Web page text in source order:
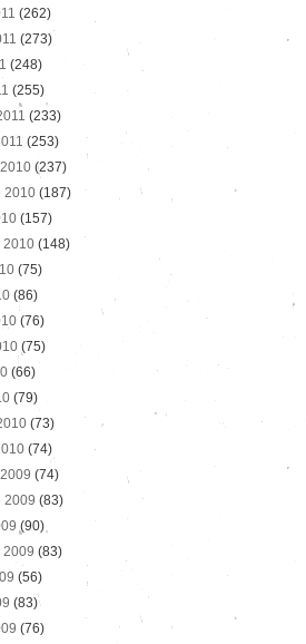
(262)
(273)
(248)
(255)
(233)
(253)
(237)
2010 (187)
(157)
2010 (148)
(75)
(86)
(76)
(75)
(66)
(79)
(73)
(74)
(74)
2009 (83)
(90)
2009 (83)
(56)
(83)
(76)